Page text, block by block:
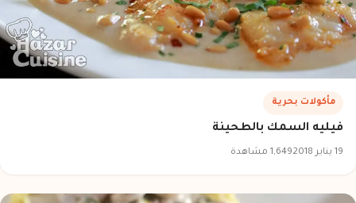
مأكولات بحرية
فيليه السمك بالطحينة
19 يناير 2018 1,649 مشاهدة